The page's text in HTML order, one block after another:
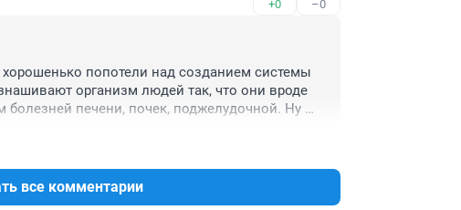
+0 –0
попотели над созданием системы
организм людей так, что они вроде
болезней печени, почек, поджелудочной. Ну
все комментарии